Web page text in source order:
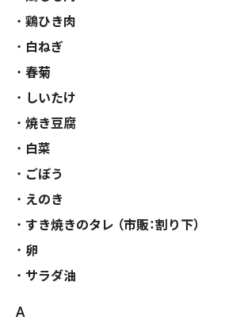
鶏ひき肉
白ねぎ
春菊
しいたけ
焼き豆腐
白菜
ごぼう
えのき
すき焼きのタレ （市販：割り下）
卵
サラダ油
A